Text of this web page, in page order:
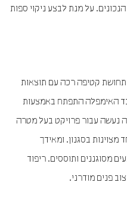
על מנת לבצע ניקוי ספות
קטיפה רכה עם תוצאות
בד האימפלה התפתח באמצעות
נעשה עבור פרויקט בעל מטרה
בסגנון. ומאידך
מסוגננים ותוססים. ריפוד
פנים מודרני.